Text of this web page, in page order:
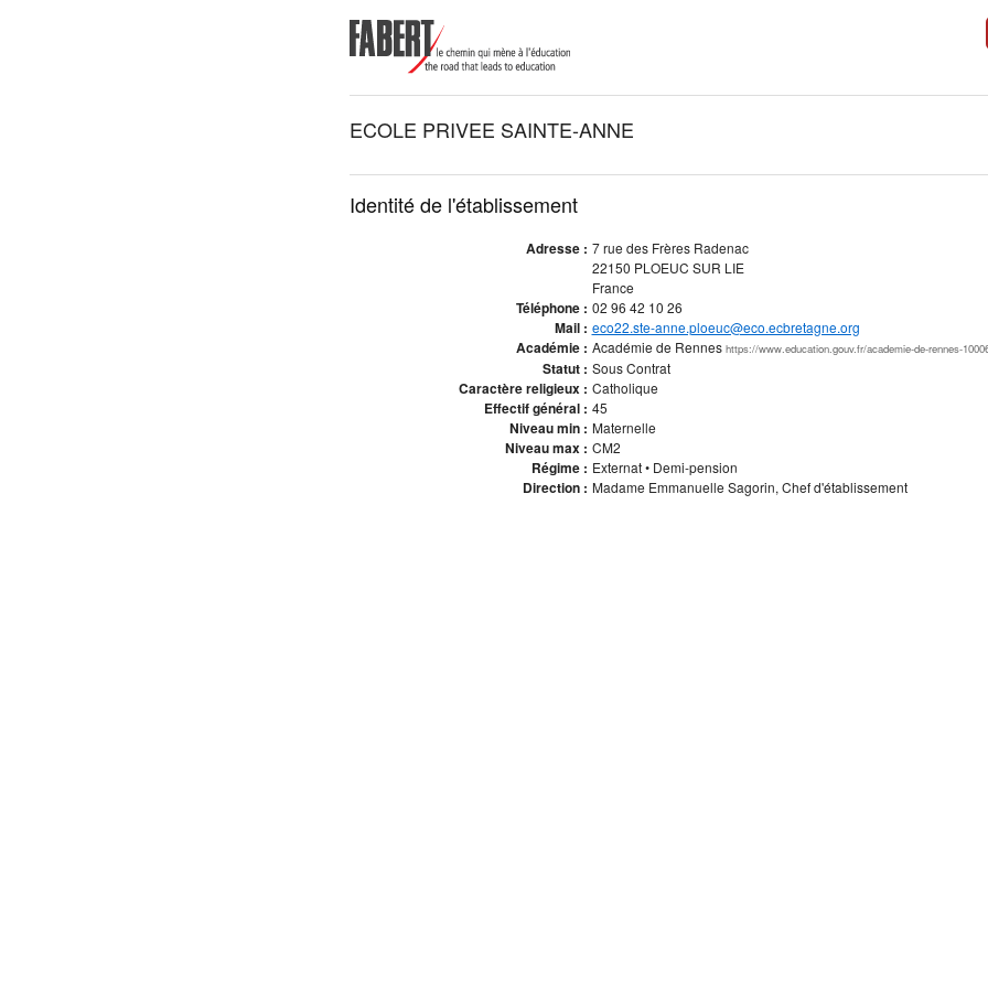
ECOLE PRIVEE SAINTE-ANNE
Identité de l'établissement
Adresse : 7 rue des Frères Radenac
22150 PLOEUC SUR LIE
France
Téléphone : 02 96 42 10 26
Mail : eco22.ste-anne.ploeuc@eco.ecbretagne.org
Académie : Académie de Rennes https://www.education.gouv.fr/academie-de-rennes-
Statut : Sous Contrat
Caractère religieux : Catholique
Effectif général : 45
Niveau min : Maternelle
Niveau max : CM2
Régime : Externat • Demi-pension
Direction : Madame Emmanuelle Sagorin, Chef d'établissement